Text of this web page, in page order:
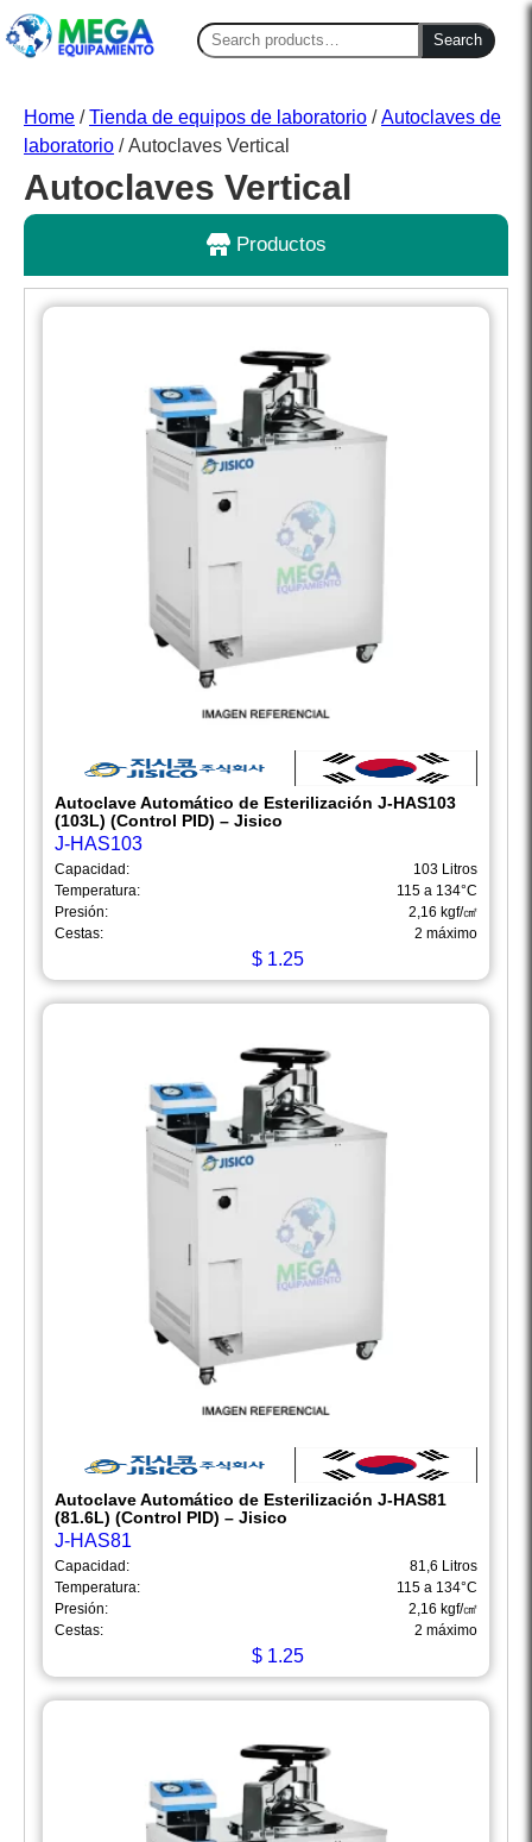
Search
for:
Search
Home /Tienda de equipos de laboratorio /Autoclaves de
laboratorio / Autoclaves Vertical
Autoclaves Vertical
Productos
Autoclave Automático de Esterilización J-HAS103
(103L) (Control PID) – Jisico
J-HAS103
Capacidad:
103 Litros
Temperatura:
115 a 134°C
Presión:
2,16 kgf/㎠
Cestas:
2 máximo
$ 1.25
Autoclave Automático de Esterilización J-HAS81
(81.6L) (Control PID) – Jisico
J-HAS81
Capacidad:
81,6 Litros
Temperatura:
115 a 134°C
Presión:
2,16 kgf/㎠
Cestas:
2 máximo
$ 1.25